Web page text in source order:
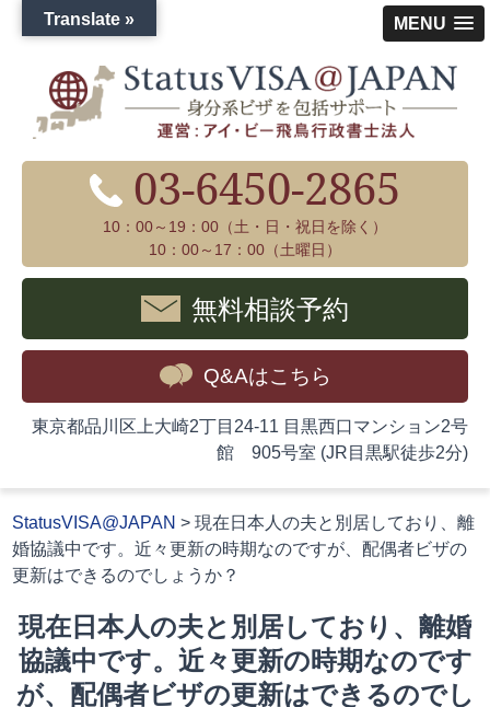
MENU
03-6450-2865
10：00～19：00（土・日・祝日を除く）
10：00～17：00（土曜日）
無料相談予約
Q&Aはこちら
東京都品川区上大崎2丁目24-11 目黒西口マンション2号
館 905号室 (JR目黒駅徒歩2分)
StatusVISA@JAPAN >現在日本人の夫と別居しており、離
婚協議中です。近々更新の時期なのですが、配偶者ビザの
更新はできるのでしょうか？
現在日本人の夫と別居しており、離婚
協議中です。近々更新の時期なのです
が、配偶者ビザの更新はできるのでし
Translate »